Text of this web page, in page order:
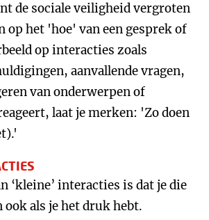
de sociale veiligheid vergroten
op het 'hoe' van een gesprek of
op interacties zoals
aanvallende vragen,
van onderwerpen of
laat je merken: 'Zo doen
‘kleine’ interacties is dat je die
als je het druk hebt.